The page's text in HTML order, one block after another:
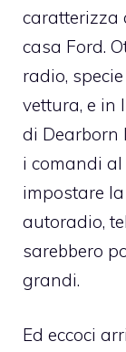
caratterizza
casa Ford.
radio,
vettura, e in
di Dearborn
i comandi
impostare
autoradio,
sarebbero
grandi.
Ed eccoci